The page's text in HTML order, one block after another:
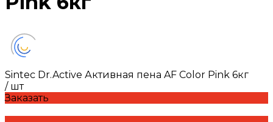
Sintec Dr.Active Активная пена AF Color Pink 6кг
/ шт
Заказать